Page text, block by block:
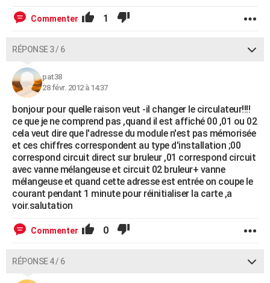
Commenter 1
RÉPONSE 3 / 6
pat38
28 févr. 2012 à 14:37
bonjour pour quelle raison veut -il changer le circulateur!!!!
ce que je ne comprend pas ,quand il est affiché 00 ,01 ou 02
cela veut dire que l'adresse du module n'est pas mémorisée
et ces chiffres correspondent au type d'installation ;00
correspond circuit direct sur bruleur ,01 correspond circuit
avec vanne mélangeuse et circuit 02 bruleur+ vanne
mélangeuse et quand cette adresse est entrée on coupe le
courant pendant 1 minute pour réinitialiser la carte ,a
voir.salutation
Commenter 0
RÉPONSE 4 / 6